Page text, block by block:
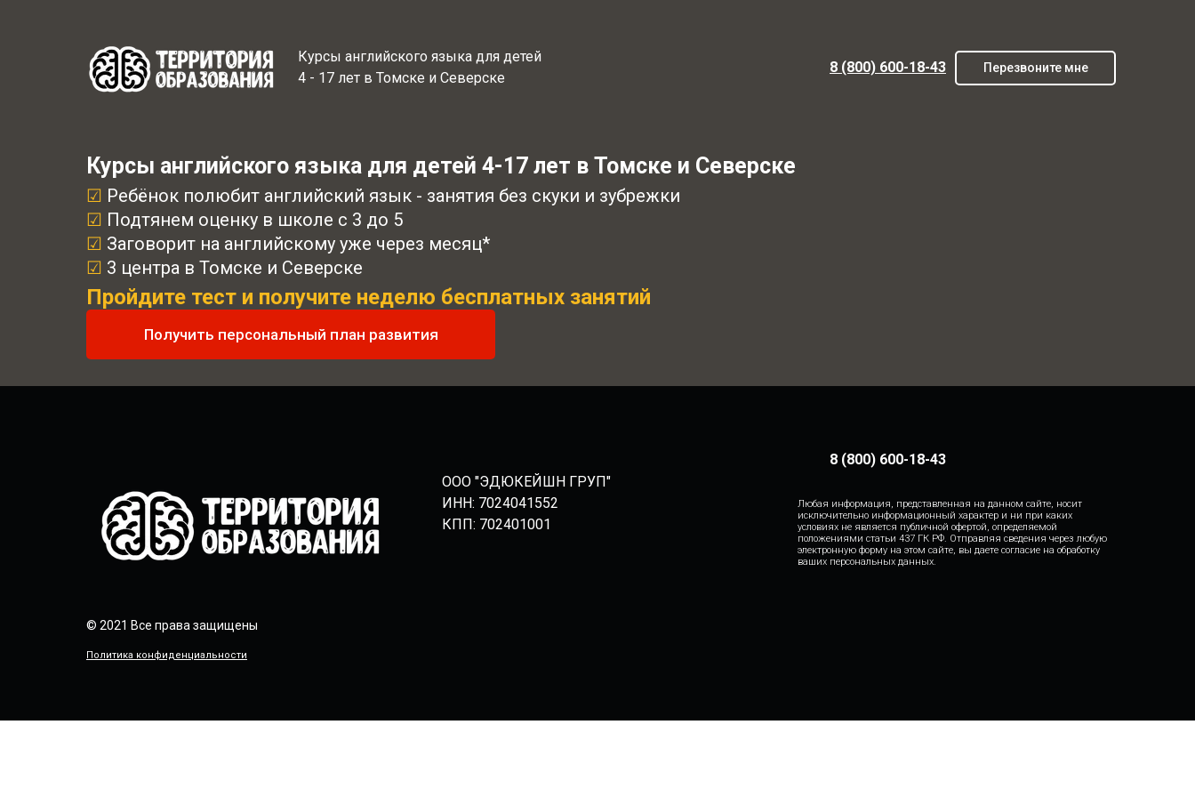
Курсы английского языка для детей
4 - 17 лет в Томске и Северске
8 (800) 600-18-43 Перезвоните мне
Курсы английского языка для детей 4-17 лет в Томске и Северске
☑ Ребёнок полюбит английский язык - занятия без скуки и зубрежки
☑ Подтянем оценку в школе с 3 до 5
☑ Заговорит на английскому уже через месяц*
☑ 3 центра в Томске и Северске
Пройдите тест и получите неделю бесплатных занятий
Получить персональный план развития
© 2021 Все права защищены
Политика конфиденциальности
ООО "ЭДЮКЕЙШН ГРУП"
ИНН: 7024041552
КПП: 702401001
8 (800) 600-18-43
Любая информация, представленная на данном сайте, носит
исключительно информационный характер и ни при каких
условиях не является публичной офертой, определяемой
положениями статьи 437 ГК РФ. Отправляя сведения через любую
электронную форму на этом сайте, вы даете согласие на обработку
ваших персональных данных.